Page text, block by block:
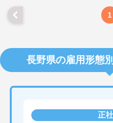
1
長野県の雇用形態
正